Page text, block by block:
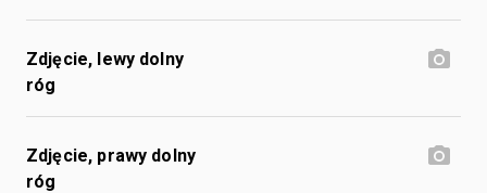
Zdjęcie, lewy dolny
róg
Zdjęcie, prawy dolny
róg